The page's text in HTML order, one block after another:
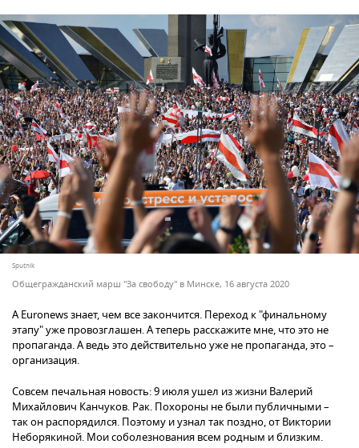
Sputnik
Общегражданский марш "За свободу" в Минске, 16 августа 2020
А Euronews знает, чем все закончится. Переход к "финальному
этапу" уже провозглашен. А теперь расскажите мне, что это не
пропаганда. А ведь это действительно уже не пропаганда, это –
организация.
Совсем печальная новость: 9 июля ушел из жизни Валерий
Михайлович Канчуков. Рак. Похороны не были публичными –
так он распорядился. Поэтому и узнал так поздно, от Виктории
Неборякиной. Мои соболезнования всем родным и близким.